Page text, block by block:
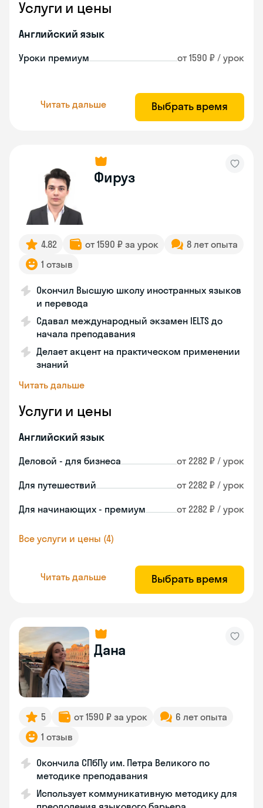
Услуги и цены
Английский язык
Уроки премиум от 1590 ₽ / урок
Читать дальше Выбрать время
Фируз
4.82 от 1590 ₽ за урок
8 лет опыта
1 отзыв
Окончил Высшую школу иностранных языков
и перевода
Сдавал международный экзамен IELTS до
начала преподавания
Делает акцент на практическом применении
знаний
Читать дальше
Услуги и цены
Английский язык
Деловой - для бизнеса от 2282 ₽ / урок
Для путешествий от 2282 ₽ / урок
Для начинающих - премиум от 2282 ₽ / урок
Все услуги и цены (4)
Читать дальше Выбрать время
Дана
5 от 1590 ₽ за урок
6 лет опыта
1 отзыв
Окончила СПбПу им. Петра Великого по
методике преподавания
Использует коммуникативную методику для